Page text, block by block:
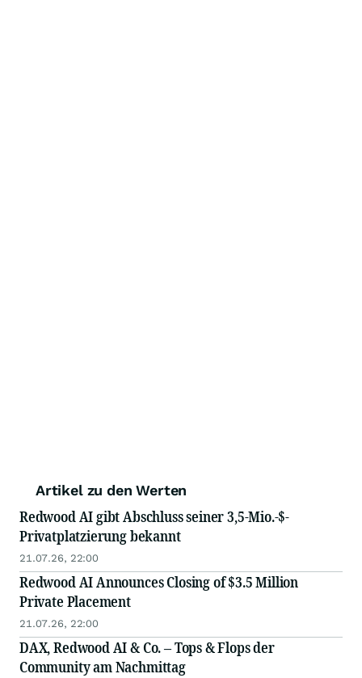
Artikel zu den Werten
Redwood AI gibt Abschluss seiner 3,5-Mio.-$-
Privatplatzierung bekannt
21.07.26, 22:00
Redwood AI Announces Closing of $3.5 Million
Private Placement
21.07.26, 22:00
DAX, Redwood AI & Co. – Tops & Flops der
Community am Nachmittag